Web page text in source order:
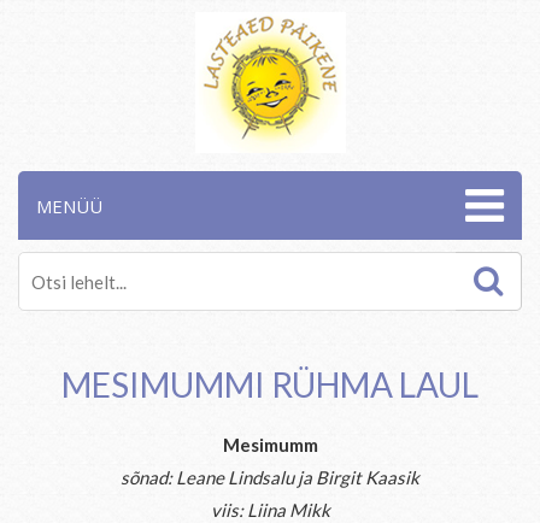
MENÜÜ
MESIMUMMI RÜHMA LAUL
Mesimumm
sõnad: Leane Lindsalu ja Birgit Kaasik
viis: Liina Mikk